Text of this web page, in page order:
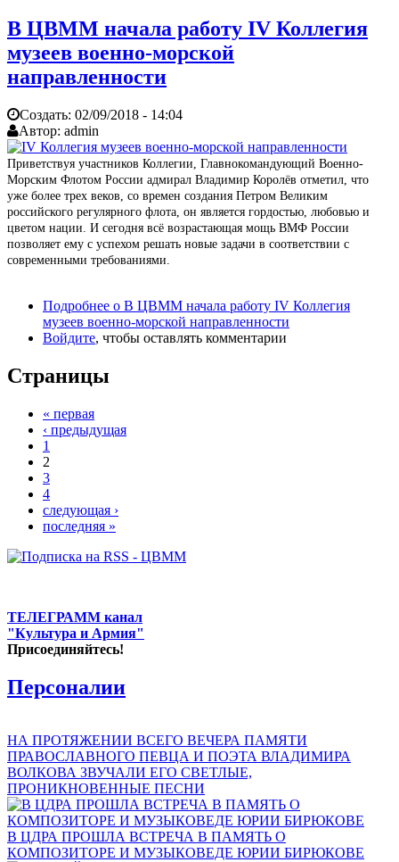
В ЦВММ начала работу IV Коллегия
музеев военно-морской
направленности
Создать: 02/09/2018 - 14:04
Автор: admin
Приветствуя участников Коллегии, Главнокомандующий Военно-
Морским Флотом России адмирал Владимир Королёв отметил, что
уже более трех веков, со времен создания Петром Великим
российского регулярного флота, он является гордостью, любовью и
цветом нации. И сегодня всё возрастающая мощь ВМФ России
позволяет ему с успехом решать новые задачи в соответствии с
современными требованиями.
Подробнее о В ЦВММ начала работу IV Коллегия
музеев военно-морской направленности
Войдите, чтобы оставлять комментарии
Страницы
« первая
‹ предыдущая
1
2
3
4
следующая ›
последняя »
ТЕЛЕГРАММ канал
"Культура и Армия"
Присоединяйтесь!
Персоналии
НА ПРОТЯЖЕНИИ ВСЕГО ВЕЧЕРА ПАМЯТИ
ПРАВОСЛАВНОГО ПЕВЦА И ПОЭТА ВЛАДИМИРА
ВОЛКОВА ЗВУЧАЛИ ЕГО СВЕТЛЫЕ,
ПРОНИКНОВЕННЫЕ ПЕСНИ
В ЦДРА ПРОШЛА ВСТРЕЧА В ПАМЯТЬ О
КОМПОЗИТОРЕ И МУЗЫКОВЕДЕ ЮРИИ БИРЮКОВЕ